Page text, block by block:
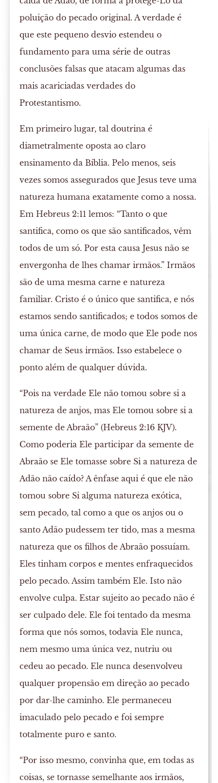
poluição do pecado original. A verdade é
que este pequeno desvio estendeu o
fundamento para uma série de outras
conclusões falsas que atacam algumas das
mais acariciadas verdades do
Protestantismo.
Em primeiro lugar, tal doutrina é
diametralmente oposta ao claro
ensinamento da Bíblia. Pelo menos, seis
vezes somos assegurados que Jesus teve uma
natureza humana exatamente como a nossa.
Em Hebreus 2:11 lemos: “Tanto o que
santifica, como os que são santificados, vêm
todos de um só. Por esta causa Jesus não se
envergonha de lhes chamar irmãos.” Irmãos
são de uma mesma carne e natureza
familiar. Cristo é o único que santifica, e nós
estamos sendo santificados; e todos somos de
uma única carne, de modo que Ele pode nos
chamar de Seus irmãos. Isso estabelece o
ponto além de qualquer dúvida.
“Pois na verdade Ele não tomou sobre si a
natureza de anjos, mas Ele tomou sobre si a
semente de Abraão” (Hebreus 2:16 KJV).
Como poderia Ele participar da semente de
Abraão se Ele tomasse sobre Si a natureza de
Adão não caído? A ênfase aqui é que ele não
tomou sobre Si alguma natureza exótica,
sem pecado, tal como a que os anjos ou o
santo Adão pudessem ter tido, mas a mesma
natureza que os filhos de Abraão possuíam.
Eles tinham corpos e mentes enfraquecidos
pelo pecado. Assim também Ele. Isto não
envolve culpa. Estar sujeito ao pecado não é
ser culpado dele. Ele foi tentado da mesma
forma que nós somos, todavia Ele nunca,
nem mesmo uma única vez, nutriu ou
cedeu ao pecado. Ele nunca desenvolveu
qualquer propensão em direção ao pecado
por dar-lhe caminho. Ele permaneceu
imaculado pelo pecado e foi sempre
totalmente puro e santo.
“Por isso mesmo, convinha que, em todas as
coisas, se tornasse semelhante aos irmãos,